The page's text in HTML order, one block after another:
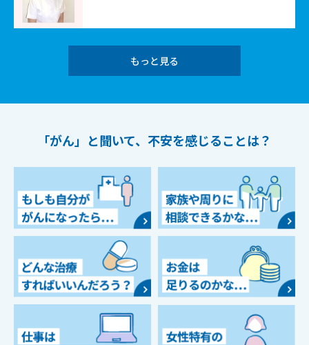
もっと見る
「がん」と聞いて、 不安を感じることは？